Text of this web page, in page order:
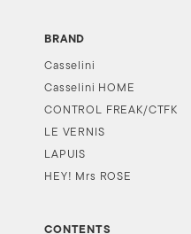
BRAND
Casselini
Casselini HOME
CONTROL FREAK/CTFK
LE VERNIS
LAPUIS
HEY! Mrs ROSE
CONTENTS